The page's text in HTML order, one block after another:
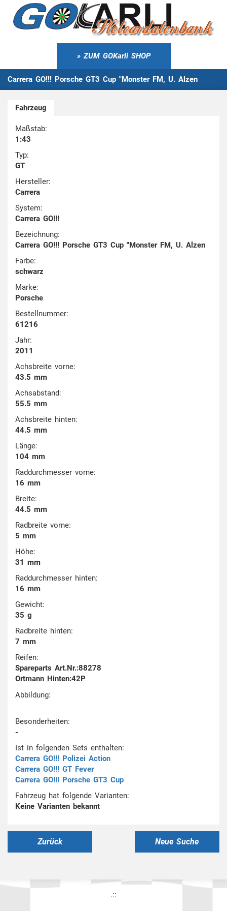
ZUM GOKarli SHOP
Carrera GO!!! Porsche GT3 Cup "Monster FM, U. Alzen
Fahrzeug
Maßstab:
1:43
Typ:
GT
Hersteller:
Carrera
System:
Carrera GO!!!
Bezeichnung:
Carrera GO!!! Porsche GT3 Cup "Monster FM, U. Alzen
Farbe:
schwarz
Marke:
Porsche
Bestellnummer:
61216
Jahr:
2011
Achsbreite vorne:
43.5 mm
Achsabstand:
55.5 mm
Achsbreite hinten:
44.5 mm
Länge:
104 mm
Raddurchmesser vorne:
16 mm
Breite:
44.5 mm
Radbreite vorne:
5 mm
Höhe:
31 mm
Raddurchmesser hinten:
16 mm
Gewicht:
35 g
Radbreite hinten:
7 mm
Reifen:
Spareparts Art.Nr.:88278
Ortmann Hinten:42P
Abbildung:
Besonderheiten:
-
Ist in folgenden Sets enthalten:
Carrera GO!!! Polizei Action
Carrera GO!!! GT Fever
Carrera GO!!! Porsche GT3 Cup
Fahrzeug hat folgende Varianten:
Keine Varianten bekannt
Zurück Neue Suche
.::